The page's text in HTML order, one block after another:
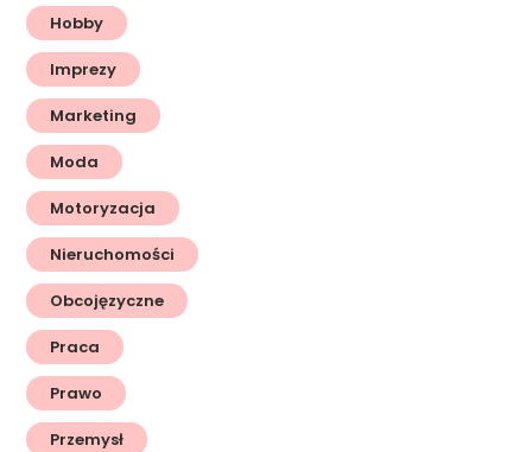
Hobby
Imprezy
Marketing
Moda
Motoryzacja
Nieruchomości
Obcojęzyczne
Praca
Prawo
Przemysł